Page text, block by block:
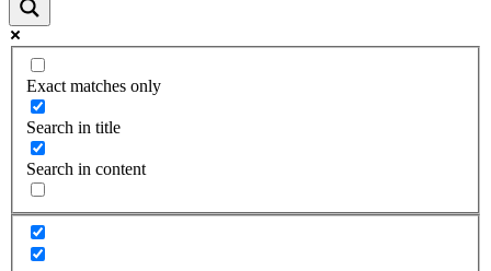
Exact matches only
Search in title
Search in content